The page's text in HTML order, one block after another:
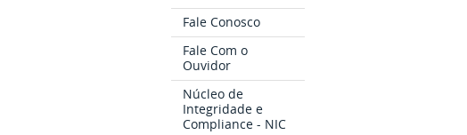
Fale Conosco
Fale Com o
Ouvidor
Núcleo de
Integridade e
Compliance - NIC